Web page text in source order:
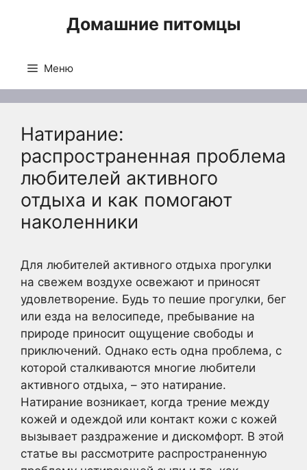
Домашние питомцы
Меню
Натирание:
распространенная проблема
любителей активного
отдыха и как помогают
наколенники
Для любителей активного отдыха прогулки
на свежем воздухе освежают и приносят
удовлетворение. Будь то пешие прогулки, бег
или езда на велосипеде, пребывание на
природе приносит ощущение свободы и
приключений. Однако есть одна проблема, с
которой сталкиваются многие любители
активного отдыха, – это натирание.
Натирание возникает, когда трение между
кожей и одеждой или контакт кожи с кожей
вызывает раздражение и дискомфорт. В этой
статье вы рассмотрите распространенную